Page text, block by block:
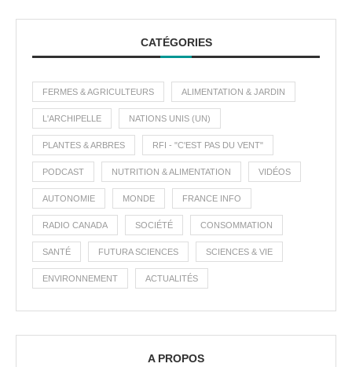
CATÉGORIES
FERMES & AGRICULTEURS ALIMENTATION & JARDIN
L'ARCHIPELLE NATIONS UNIS (UN)
PLANTES & ARBRES RFI - "C'EST PAS DU VENT"
PODCAST NUTRITION & ALIMENTATION VIDÉOS
AUTONOMIE MONDE FRANCE INFO
RADIO CANADA SOCIÉTÉ CONSOMMATION
SANTÉ FUTURA SCIENCES SCIENCES & VIE
ENVIRONNEMENT ACTUALITÉS
A PROPOS